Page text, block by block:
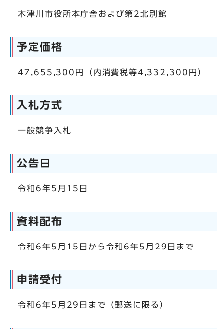
木津川市役所本庁舎および第2北別館
予定価格
47,655,300円（内消費税等4,332,300円）
入札方式
一般競争入札
公告日
令和6年5月15日
資料配布
令和6年5月15日から令和6年5月29日まで
申請受付
令和6年5月29日まで（郵送に限る）